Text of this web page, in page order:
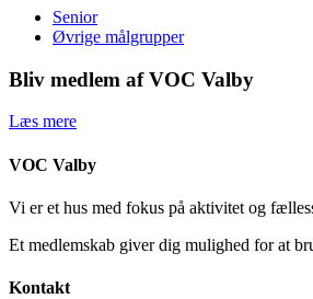
Senior
Øvrige målgrupper
Bliv medlem af VOC Valby
Læs mere
VOC Valby
Vi er et hus med fokus på aktivitet og
Et medlemskab giver dig mulighed for at
Kontakt